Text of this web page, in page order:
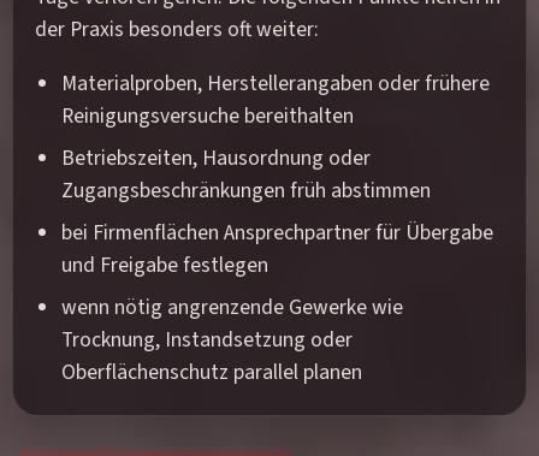
der Praxis besonders oft weiter:
Materialproben, Herstellerangaben oder frühere
Reinigungsversuche bereithalten
Betriebszeiten, Hausordnung oder
Zugangsbeschränkungen früh abstimmen
bei Firmenflächen Ansprechpartner für Übergabe
und Freigabe festlegen
wenn nötig angrenzende Gewerke wie
Trocknung, Instandsetzung oder
Oberflächenschutz parallel planen